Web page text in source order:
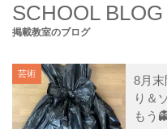
SCHOOL BLOG
掲載教室のブログ
芸術
8月末
り＆
もう